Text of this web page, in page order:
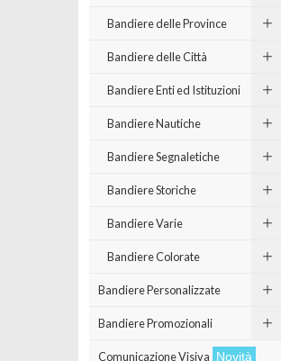
Bandiere delle Province
Bandiere delle Città
Bandiere Enti ed Istituzioni
Bandiere Nautiche
Bandiere Segnaletiche
Bandiere Storiche
Bandiere Varie
Bandiere Colorate
Bandiere Personalizzate
Bandiere Promozionali
Comunicazione Visiva Novità